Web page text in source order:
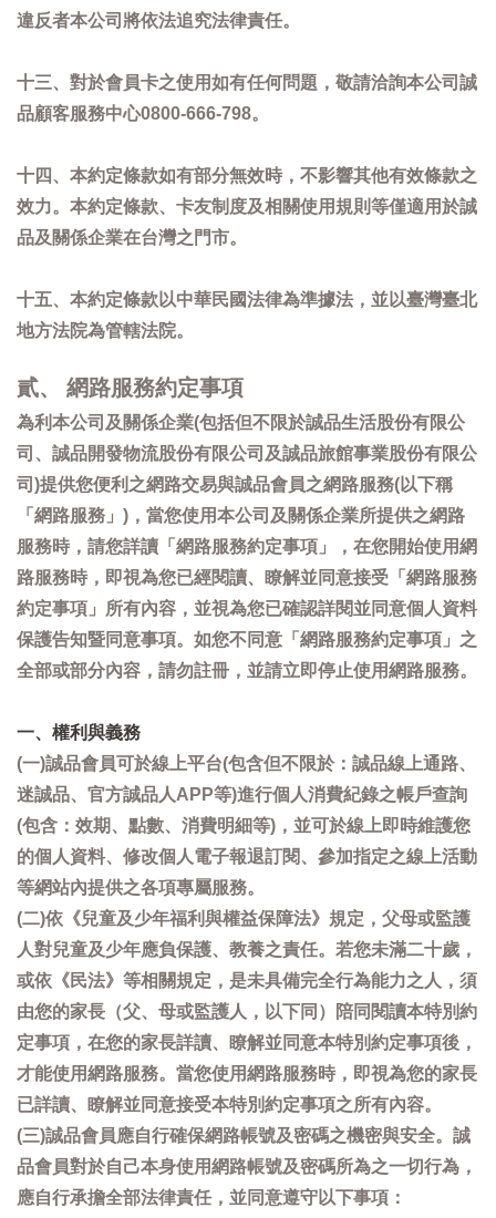
違反者本公司將依法追究法律責任。
十三、對於會員卡之使用如有任何問題，敬請洽詢本公司誠
品顧客服務中心0800-666-798。
十四、本約定條款如有部分無效時，不影響其他有效條款之
效力。本約定條款、卡友制度及相關使用規則等僅適用於誠
品及關係企業在台灣之門市。
十五、本約定條款以中華民國法律為準據法，並以臺灣臺北
地方法院為管轄法院。
貳、 網路服務約定事項
為利本公司及關係企業(包括但不限於誠品生活股份有限公
司、誠品開發物流股份有限公司及誠品旅館事業股份有限公
司)提供您便利之網路交易與誠品會員之網路服務(以下稱
「網路服務」)，當您使用本公司及關係企業所提供之網路
服務時，請您詳讀「網路服務約定事項」，在您開始使用網
路服務時，即視為您已經閱讀、瞭解並同意接受「網路服務
約定事項」所有內容，並視為您已確認詳閱並同意個人資料
保護告知暨同意事項。如您不同意「網路服務約定事項」之
全部或部分內容，請勿註冊，並請立即停止使用網路服務。
一、權利與義務
(一)誠品會員可於線上平台(包含但不限於：誠品線上通路、
迷誠品、官方誠品人APP等)進行個人消費紀錄之帳戶查詢
(包含：效期、點數、消費明細等)，並可於線上即時維護您
的個人資料、修改個人電子報退訂閱、參加指定之線上活動
等網站內提供之各項專屬服務。
(二)依《兒童及少年福利與權益保障法》規定，父母或監護
人對兒童及少年應負保護、教養之責任。若您未滿二十歲，
或依《民法》等相關規定，是未具備完全行為能力之人，須
由您的家長（父、母或監護人，以下同）陪同閱讀本特別約
定事項，在您的家長詳讀、瞭解並同意本特別約定事項後，
才能使用網路服務。當您使用網路服務時，即視為您的家長
已詳讀、瞭解並同意接受本特別約定事項之所有內容。
(三)誠品會員應自行確保網路帳號及密碼之機密與安全。誠
品會員對於自己本身使用網路帳號及密碼所為之一切行為，
應自行承擔全部法律責任，並同意遵守以下事項：